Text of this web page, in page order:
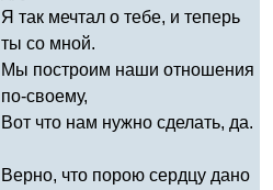
Я так мечтал о тебе, и теперь
ты со мной.
Мы построим наши отношения
по-своему,
Вот что нам нужно сделать, да.
Верно, что порою сердцу дано